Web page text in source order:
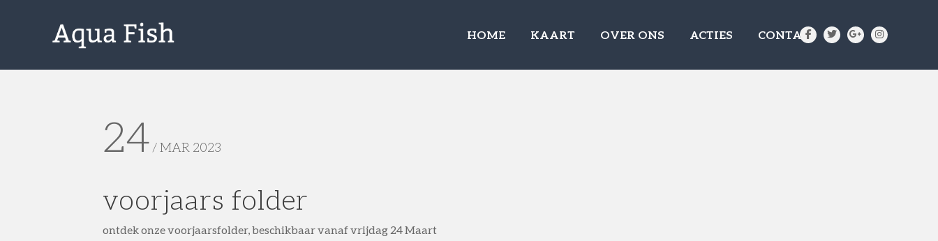
HOME KAART OVER ONS ACTIES CONTACT
24 / MAR 2023
voorjaars folder
ontdek onze voorjaarsfolder, beschikbaar vanaf vrijdag 24 Maart